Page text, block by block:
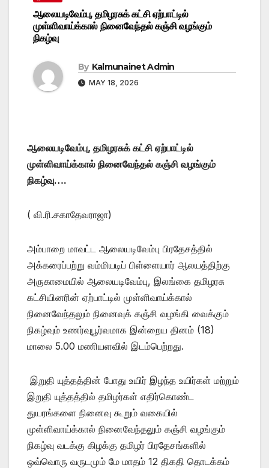
ஆலையடிவேம்பு, தமிழரசுக் கட்சி ஏற்பாட்டில்
முள்ளிவாய்க்கால் நினைவேந்தல் கஞ்சி வழங்கும்
நிகழ்வு
By Kalmunainet Admin
MAY 18, 2026
ஆலையடிவேம்பு, தமிழரசுக் கட்சி ஏற்பாட்டில்
முள்ளிவாய்க்கால் நினைவேந்தல் கஞ்சி வழங்கும்
நிகழ்வு….
( வி.ரி.சகாதேவராஜா)
அம்பாறை மாவட்ட ஆலையடிவேம்பு பிரதேசத்தில்
அக்கரைப்பற்று வம்மியடிப் பிள்ளையார் ஆலயத்திற்கு
அருகாமையில் ஆலையடிவேம்பு, இலங்கை தமிழரசு
கட்சியினரின் ஏற்பாட்டில் முள்ளிவாய்க்கால்
நினைவேந்தலும் நினைவுக் கஞ்சி வழங்கி வைக்கும்
நிகழ்வும் உணர்வுபூர்வமாக இன்றைய தினம் (18)
மாலை 5.00 மணியளவில் இடம்பெற்றது.
இறுதி யுத்தத்தின் போது உயிர் இழந்த உயிர்கள் மற்றும்
இறுதி யுத்தத்தில் தமிழர்கள் எதிர்கொண்ட
துயரங்களை நினைவு கூறும் வகையில்
முள்ளிவாய்க்கால் நினைவேந்தலும் கஞ்சி வழங்கும்
நிகழ்வு வடக்கு கிழக்கு தமிழர் பிரதேசங்களில்
ஒவ்வொரு வருடமும் மே மாதம் 12 திகதி தொடக்கம்